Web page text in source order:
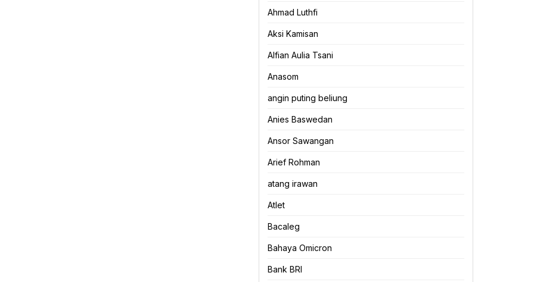
Ahmad Luthfi
Aksi Kamisan
Alfian Aulia Tsani
Anasom
angin puting beliung
Anies Baswedan
Ansor Sawangan
Arief Rohman
atang irawan
Atlet
Bacaleg
Bahaya Omicron
Bank BRI